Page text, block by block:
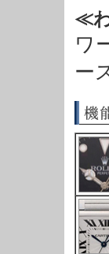
≪
ワ
ー